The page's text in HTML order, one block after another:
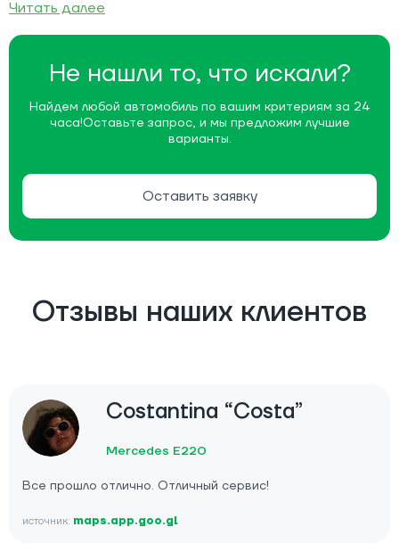
Не нашли то, что искали?
Найдем любой автомобиль по вашим критериям за 24
часа!Оставьте запрос, и мы предложим лучшие
варианты.
Оставить заявку
Читать далее
Отзывы наших клиентов
Costantina “Costa”
Mercedes E220
Все прошло отлично. Отличный сервис!
источник: maps.app.goo.gl